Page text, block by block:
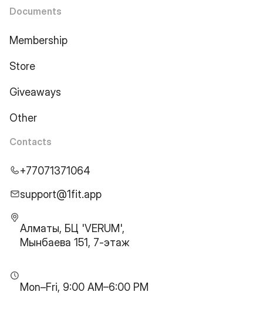
Documents
Membership
Store
Giveaways
Other
Contacts
+77071371064
support@1fit.app
Алматы, БЦ 'VERUM',
Мынбаева 151, 7-этаж
Mon–Fri, 9:00 AM–6:00 PM